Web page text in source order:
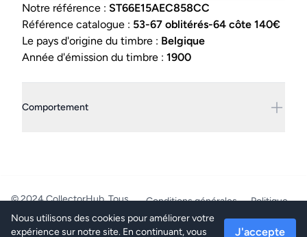
Nous utilisons des cookies pour améliorer votre
expérience sur notre site. En continuant, vous
J'accepte
Notre référence : ST66E15AEC858CC
Référence catalogue : 53-67 oblitérés-64 côte 140€
Le pays d'origine du timbre : Belgique
Année d'émission du timbre : 1900
Comportement
© 2024 CollectorHub. Tous
droits réservés.
PhilaJob - BE0804.218.387 -
Conditions générales
Politique
de confidentialité